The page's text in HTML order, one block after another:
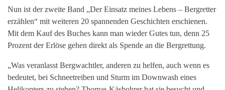
Nun ist der zweite Band „Der Einsatz meines Lebens – Bergretter
erzählen“ mit weiteren 20 spannenden Geschichten erschienen.
Mit dem Kauf des Buches kann man wieder Gutes tun, denn 25
Prozent der Erlöse gehen direkt als Spende an die Bergrettung.
„Was veranlasst Bergwachtler, anderen zu helfen, auch wenn es
bedeutet, bei Schneetreiben und Sturm im Downwash eines